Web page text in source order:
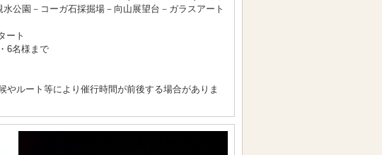
公園－コーガ石採掘場－向山展望台－ガラスアート
ート
6名様まで
やルート等により催行時間が前後する場合がありま